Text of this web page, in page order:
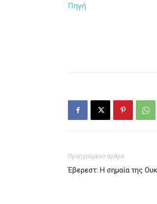
Πηγή
Προηγούμενο άρθρο
Έβερεστ: Η σημαία της